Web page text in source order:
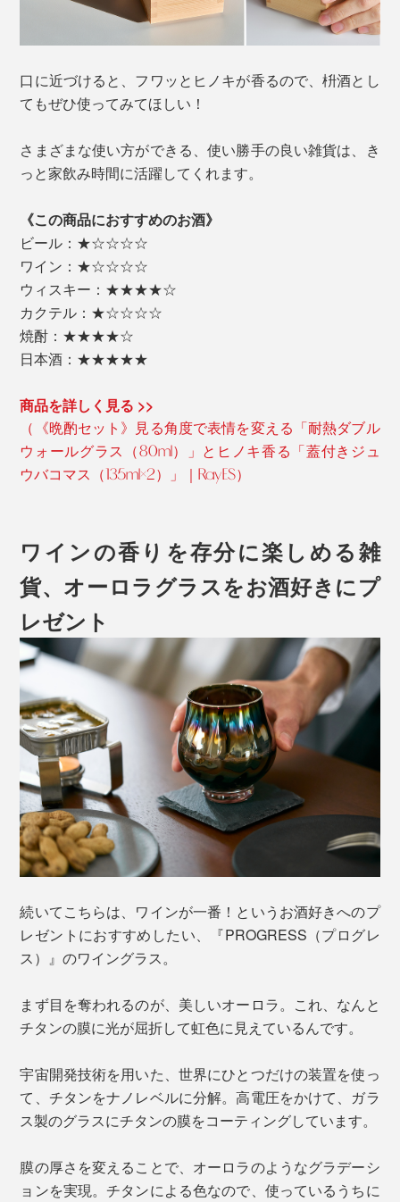
口に近づけると、フワッとヒノキが香るので、枡酒とし
てもぜひ使ってみてほしい！
さまざまな使い方ができる、使い勝手の良い雑貨は、き
っと家飲み時間に活躍してくれます。
《この商品におすすめのお酒》
ビール：★☆☆☆☆
ワイン：★☆☆☆☆
ウィスキー：★★★★☆
カクテル：★☆☆☆☆
焼酎：★★★★☆
日本酒：★★★★★
商品を詳しく見る >>
（《晩酌セット》見る角度で表情を変える「耐熱ダブル
ウォールグラス（80ml）」とヒノキ香る「蓋付きジュ
ウバコマス（135ml×2）」｜RayES）
ワインの香りを存分に楽しめる雑
貨、オーロラグラスをお酒好きにプ
レゼント
続いてこちらは、ワインが一番！というお酒好きへのプ
レゼントにおすすめしたい、『PROGRESS（プログレ
ス）』のワイングラス。
まず目を奪われるのが、美しいオーロラ。これ、なんと
チタンの膜に光が屈折して虹色に見えているんです。
宇宙開発技術を用いた、世界にひとつだけの装置を使っ
て、チタンをナノレベルに分解。高電圧をかけて、ガラ
ス製のグラスにチタンの膜をコーティングしています。
膜の厚さを変えることで、オーロラのようなグラデーシ
ョンを実現。チタンによる色なので、使っているうちに